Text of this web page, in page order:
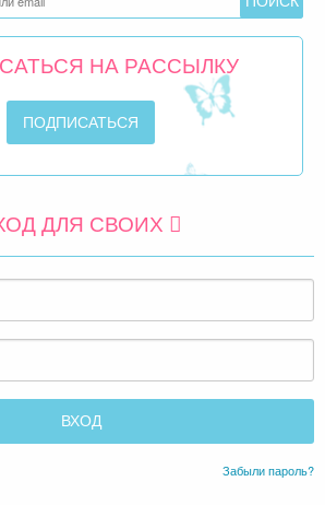
НА РАССЫЛКУ
ДЛЯ СВОИХ
Забыли пароль?